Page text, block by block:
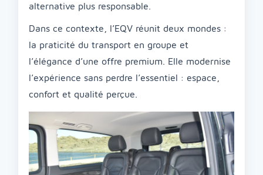
alternative plus responsable.
Dans ce contexte, l’EQV réunit deux mondes :
la praticité du transport en groupe et
l’élégance d’une offre premium. Elle modernise
l’expérience sans perdre l’essentiel : espace,
confort et qualité perçue.